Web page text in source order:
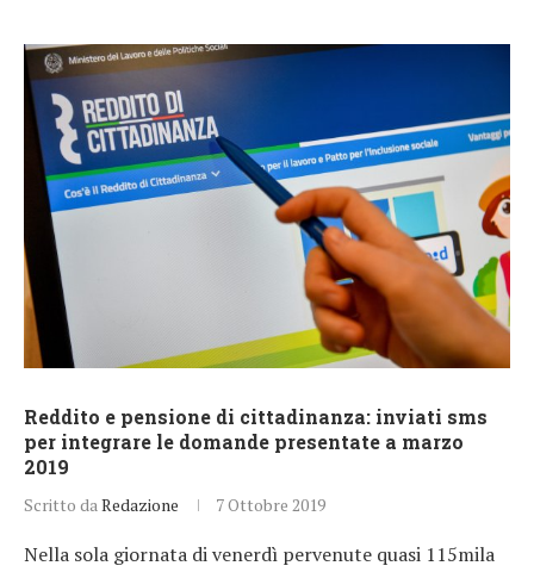
Reddito e pensione di cittadinanza: inviati sms
per integrare le domande presentate a marzo
2019
Scritto da Redazione 7 Ottobre 2019
Nella sola giornata di venerdì pervenute quasi 115mila